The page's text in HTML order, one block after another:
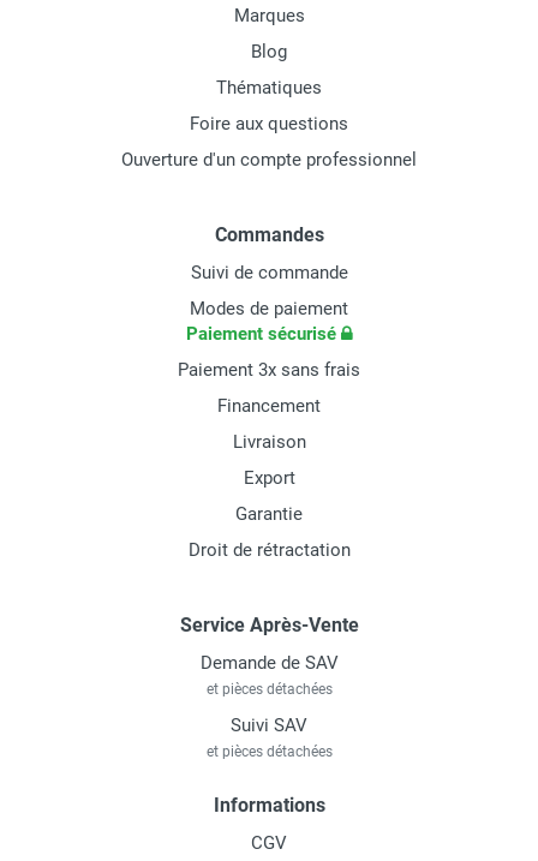
Marques
Blog
Thématiques
Foire aux questions
Ouverture d'un compte professionnel
Commandes
Suivi de commande
Modes de paiement
Paiement sécurisé
Paiement 3x sans frais
Financement
Livraison
Export
Garantie
Droit de rétractation
Service Après-Vente
Demande de SAV
et pièces détachées
Suivi SAV
et pièces détachées
Informations
CGV